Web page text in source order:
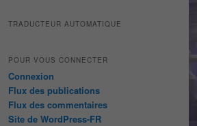
TRADUCTEUR AUTOMATIQUE
POUR VOUS CONNECTER
Connexion
Flux des publications
Flux des commentaires
Site de WordPress-FR